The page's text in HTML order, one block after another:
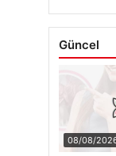
Güncel
08/08/